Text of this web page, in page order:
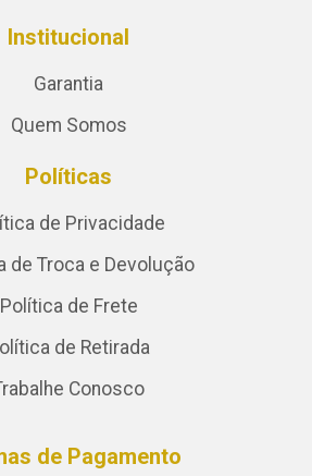
Institucional
Garantia
Quem Somos
Políticas
de Privacidade
de Troca e Devolução
Política de Frete
de Retirada
Conosco
de Pagamento